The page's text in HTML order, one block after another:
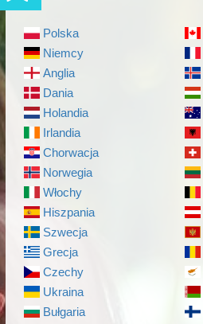
Polska
Niemcy
Anglia
Dania
Holandia
Irlandia
Chorwacja
Norwegia
Włochy
Hiszpania
Szwecja
Grecja
Czechy
Ukraina
Bułgaria